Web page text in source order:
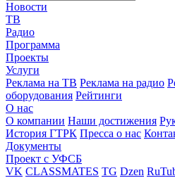
Новости
ТВ
Радио
Программа
Проекты
Услуги
Реклама на ТВ Реклама на радио
оборудования Рейтинги
О нас
О компании Наши достижения
История ГТРК Пресса о нас
Документы
Проект с УФСБ
VK CLASSMATES TG Dzen